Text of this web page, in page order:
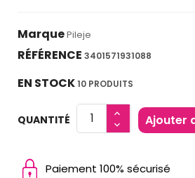
MarquePileje
RÉFÉRENCE 3401571931088
EN STOCK10 PRODUITS
QUANTITÉ Ajouter
Paiement 100% sécurisé